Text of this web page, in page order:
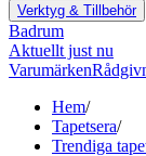
Verktyg & Tillbehör
Badrum
Aktuellt just nu
Varumärken
Hem/
Tapetsera/
Trendiga